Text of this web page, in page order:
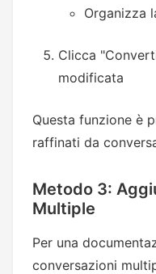
Organizza
Clicca
modificata
Questa funzione è
raffinati da
Metodo 3:
Multiple
Per una
conversazioni